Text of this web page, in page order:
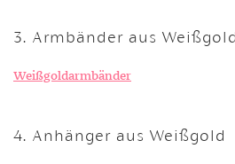
3. Armbänder aus Weißgold
Weißgoldarmbänder
4. Anhänger aus Weißgold